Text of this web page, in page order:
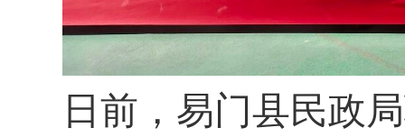
日前，易门县民政